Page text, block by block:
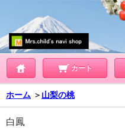
カート
ホーム ＞ 山梨の桃
白鳳